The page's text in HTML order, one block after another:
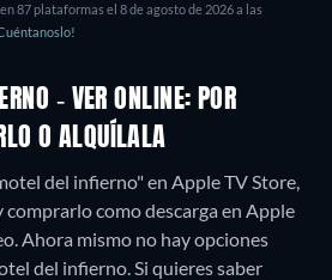
87 plataformas el 8 de agosto de 2026 a las
- VER ONLINE: POR
O ALQUÍLALA
del infierno" en Apple TV Store,
como descarga en Apple
Ahora mismo no hay opciones
del infierno. Si quieres saber